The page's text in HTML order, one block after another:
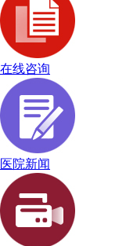
在线咨询
医院新闻